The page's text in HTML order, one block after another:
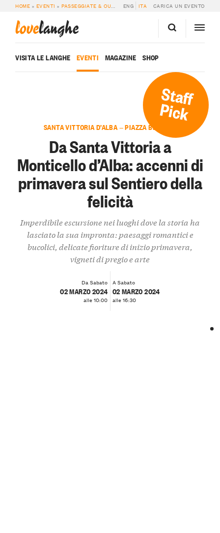
HOME » EVENTI »PASSEGGIATE & OUTDOOR » DA SANTA VITTORIA A
ENG ITA CARICA UN EVENTO
lovelanghe
VISITA LE LANGHE EVENTI MAGAZINE SHOP
Staff
Pick
SANTA VITTORIA D’ALBA — PIAZZA BERTERO
Da Santa Vittoria a
Monticello d’Alba: accenni di
primavera sul Sentiero della
felicità
Imperdibile escursione nei luoghi dove la storia ha
lasciato la sua impronta: paesaggi romantici e
bucolici, delicate fioriture di inizio primavera,
vigneti di pregio e arte
Da Sabato
02 MARZO 2024
alle 10:00
A Sabato
02 MARZO 2024
alle 16:30